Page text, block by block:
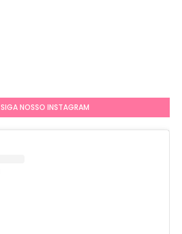
SIGA NOSSO INSTAGRAM